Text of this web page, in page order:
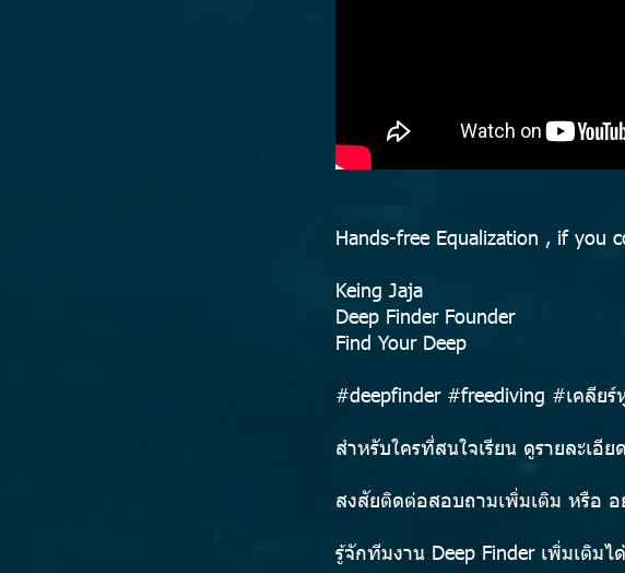
Hands-free Equalization , if you
Keing Jaja
Deep Finder Founder
Find Your Deep
#deepfinder #freediving #เคลีย
สำหรับใครที่สนใจเรียน ดูรายละเอีย
สงสัยติดต่อสอบถามเพิ่มเติม หรือ อ
รู้จักทีมงาน Deep Finderเพิ่มเติมไ